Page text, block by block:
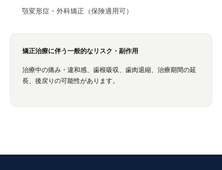
顎変形症・外科矯正 （保険適用可）
矯正治療に伴う一般的なリスク・副作用
治療中の痛み・違和感、歯根吸収、歯肉退縮、治療期間の延
長、後戻りの可能性があります。